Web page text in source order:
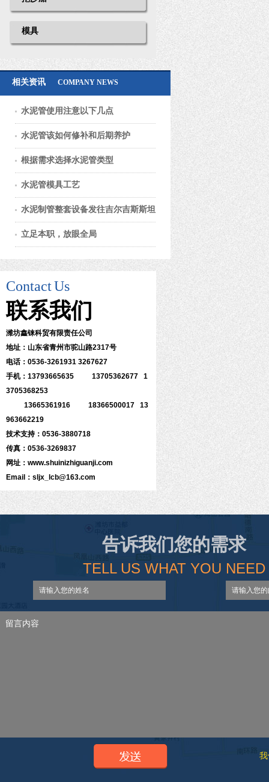
模具
相关资讯 COMPANY NEWS
水泥管使用注意以下几点
水泥管该如何修补和后期养护
根据需求选择水泥管类型
水泥管模具工艺
水泥制管整套设备发往吉尔吉斯斯坦
立足本职，放眼全局
ContactUs
联系我们
潍坊鑫铼科贸有限责任公司
地址：山东省青州市驼山路2317号
电话：0536-3261931 3267627
手机：13793665635 13705362677 1
3705368253
13665361916 18366500017 13
963662219
技术支持：0536-3880718
传真：0536-3269837
网址：www.shuinizhiguanji.com
Email：sljx_lcb@163.com
告诉我们您的需求
TELL US WHAT YOU NEED